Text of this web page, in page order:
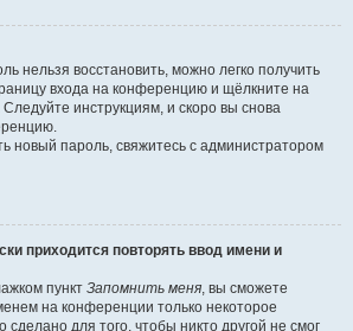
нельзя восстановить, можно легко получить
входа на конференцию и щёлкните на
Следуйте инструкциям, и скоро вы снова
новый пароль, свяжитесь с администратором
приходится повторять ввод имени и
пункт Запомнить меня, вы сможете
на конференции только некоторое
сделано для того, чтобы никто другой не смог